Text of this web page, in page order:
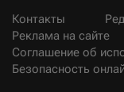
Контакты
Реклама на сайте
Соглашение об
Безопасность